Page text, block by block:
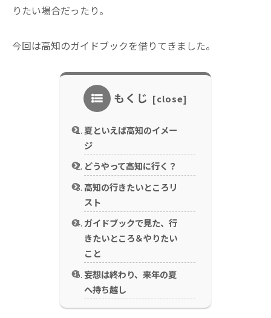
りたい場合だったり。
今回は高知のガイドブックを借りてきました。
もくじ
夏といえば高知のイメー
ジ
どうやって高知に行く？
高知の行きたいところリ
スト
ガイドブックで見た、行
きたいところ＆やりたい
こと
妄想は終わり、来年の夏
へ持ち越し